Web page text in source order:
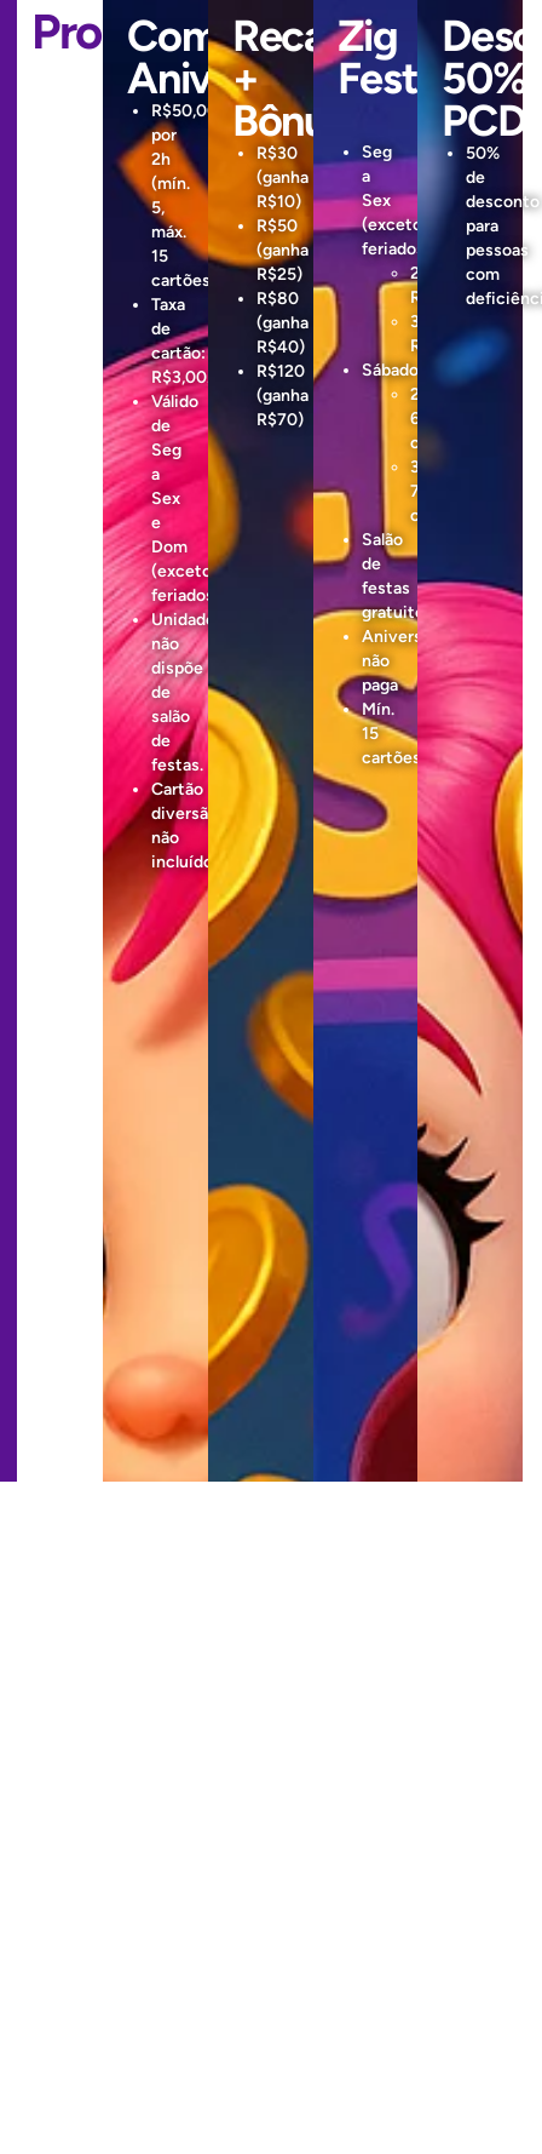
Promoções
Combo
Aniversariante
R$50,00
por
2h
(mín.
5,
máx.
15
cartões).
Taxa
de
cartão:
R$3,00.
Válido
de
Seg
a
Sex
e
Dom
(exceto
feriados).
Unidade
não
dispõe
de
salão
de
festas.
Cartão
diversão
não
incluído.
Recarga
+
Bônus
R$30
(ganha
R$10)
R$50
(ganha
R$25)
R$80
(ganha
R$40)
R$120
(ganha
R$70)
Zig
Festa
Seg
a
Sex
(exceto
feriados):
2h:
R$45/cartão
3h:
R$55/cartão
Sábado
2h:
60,00/
cartão
3h:
70,00/
cartão
Salão
de
festas
gratuito
Aniversariante
não
paga
Mín.
15
cartões
50%
PCD
50%
de
desconto
para
pessoas
com